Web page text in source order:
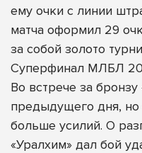
ему очки с линии
матча оформил 29
за собой золото
Суперфинал МЛБЛ
Во встрече за
предыдущего дня, но
больше усилий. О
«Уралхим» дал бой